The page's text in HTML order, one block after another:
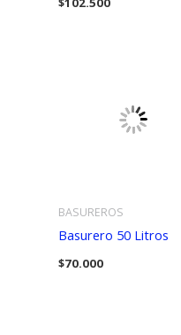
BASUREROS
Basurero 50 Litros
$70.000